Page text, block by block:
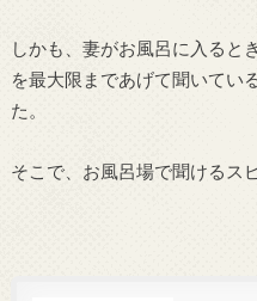
しかも、妻がお風呂に入ると
を最大限まであげて聞いてい
た。
そこで、お風呂場で聞けるス